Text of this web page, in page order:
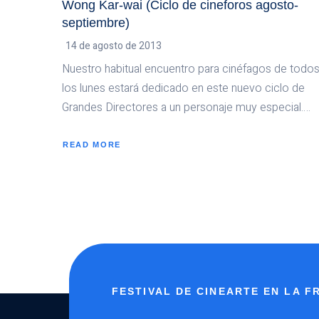
Wong Kar-wai (Ciclo de cineforos agosto-
septiembre)
14 de agosto de 2013
Nuestro habitual encuentro para cinéfagos de todos
los lunes estará dedicado en este nuevo ciclo de
Grandes Directores a un personaje muy especial….
READ MORE
ABOUT
FESTIVAL DE CINEARTE EN LA